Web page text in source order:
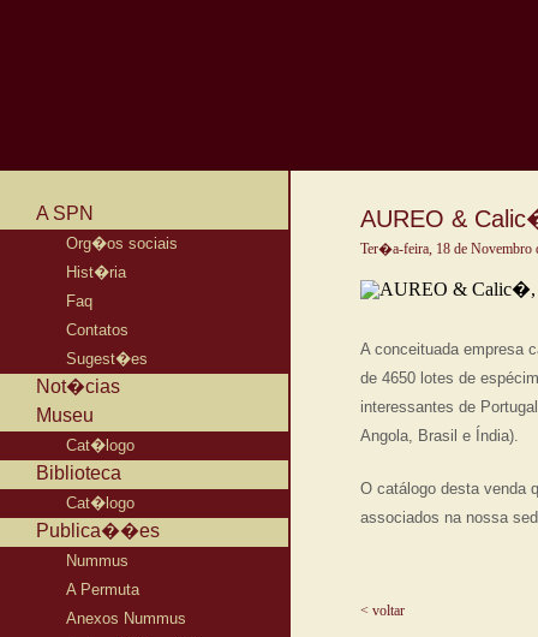
A SPN
Org�os sociais
Hist�ria
Faq
Contatos
Sugest�es
Not�cias
Museu
Cat�logo
Biblioteca
Cat�logo
Publica��es
Nummus
A Permuta
Anexos Nummus
AUREO &
Ter�a-feira, 18 de Novembro
A conceituada empresa
de 4650 lotes de
interessantes de
Angola, Brasil e Índia).
O catálogo desta venda
associados na nossa
< voltar